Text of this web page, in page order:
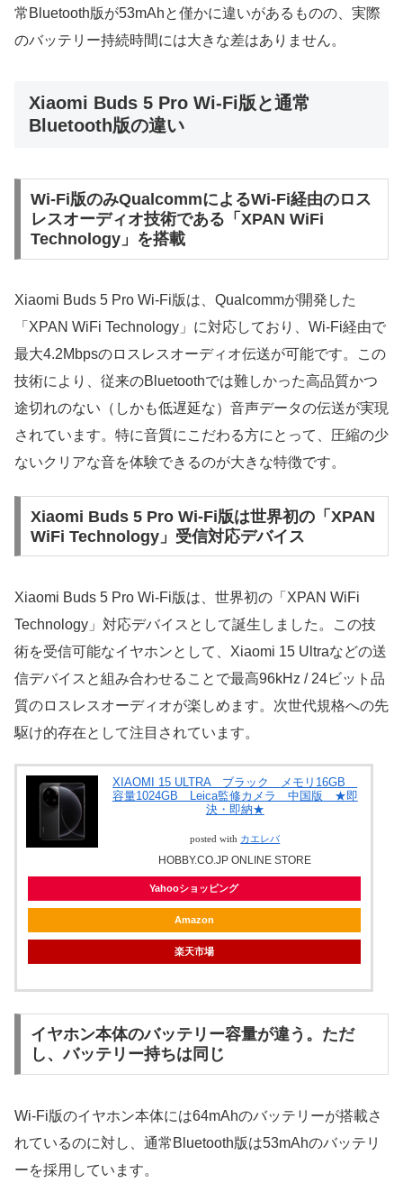
常Bluetooth版が53mAhと僅かに違いがあるものの、実際
のバッテリー持続時間には大きな差はありません。
Xiaomi Buds 5 Pro Wi-Fi版と通常
Bluetooth版の違い
Wi-Fi版のみQualcommによるWi-Fi経由のロス
レスオーディオ技術である「XPAN WiFi
Technology」を搭載
Xiaomi Buds 5 Pro Wi-Fi版は、Qualcommが開発した
「XPAN WiFi Technology」に対応しており、Wi-Fi経由で
最大4.2Mbpsのロスレスオーディオ伝送が可能です。この
技術により、従来のBluetoothでは難しかった高品質かつ
途切れのない（しかも低遅延な）音声データの伝送が実現
されています。特に音質にこだわる方にとって、圧縮の少
ないクリアな音を体験できるのが大きな特徴です。
Xiaomi Buds 5 Pro Wi-Fi版は世界初の「XPAN
WiFi Technology」受信対応デバイス
Xiaomi Buds 5 Pro Wi-Fi版は、世界初の「XPAN WiFi
Technology」対応デバイスとして誕生しました。この技
術を受信可能なイヤホンとして、Xiaomi 15 Ultraなどの送
信デバイスと組み合わせることで最高96kHz / 24ビット品
質のロスレスオーディオが楽しめます。次世代規格への先
駆け的存在として注目されています。
XIAOMI 15 ULTRA ブラック メモリ16GB
容量1024GB Leica監修カメラ 中国版 ★即
決・即納★
posted with カエレバ
HOBBY.CO.JP ONLINE STORE
Yahooショッピング
Amazon
楽天市場
イヤホン本体のバッテリー容量が違う。ただ
し、バッテリー持ちは同じ
Wi-Fi版のイヤホン本体には64mAhのバッテリーが搭載さ
れているのに対し、通常Bluetooth版は53mAhのバッテリ
ーを採用しています。